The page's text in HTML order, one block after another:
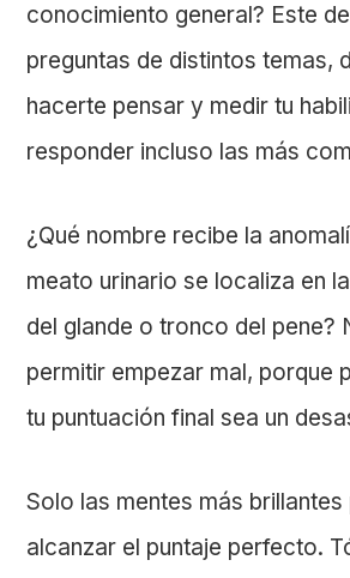
conocimiento general? Este
preguntas de distintos temas,
hacerte pensar y medir tu
responder incluso las más
¿Qué nombre recibe la
meato urinario se localiza en
del glande o tronco del pene?
permitir empezar mal, porque
tu puntuación final sea un
Solo las mentes más brillantes
alcanzar el puntaje perfecto.